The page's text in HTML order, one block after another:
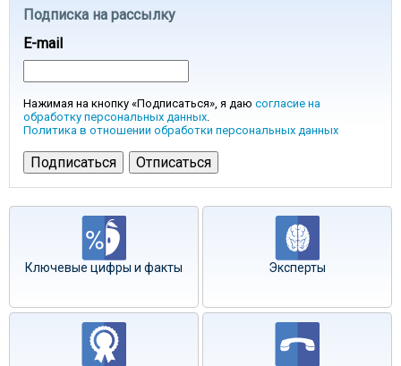
Подписка на рассылку
E-mail
Нажимая на кнопку «Подписаться», я даю согласие на
обработку персональных данных.
Политика в отношении обработки персональных данных
Ключевые цифры и факты Эксперты